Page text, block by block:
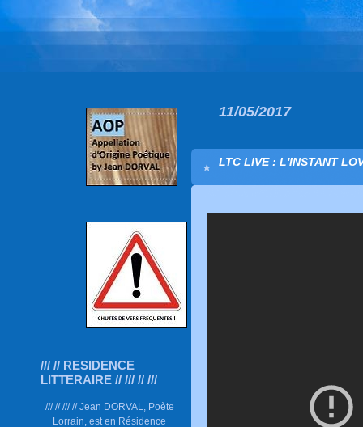
/// // RESIDENCE
LITTERAIRE // /// // ///
/// // /// // Jean DORVAL, Poète
Lorrain, est en Résidence
11/05/2017
LTC LIVE : L'INSTANT